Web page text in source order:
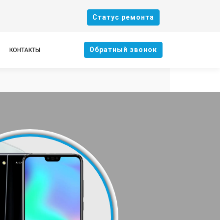
Cтатус ремонта
КОНТАКТЫ Oбратный звонок